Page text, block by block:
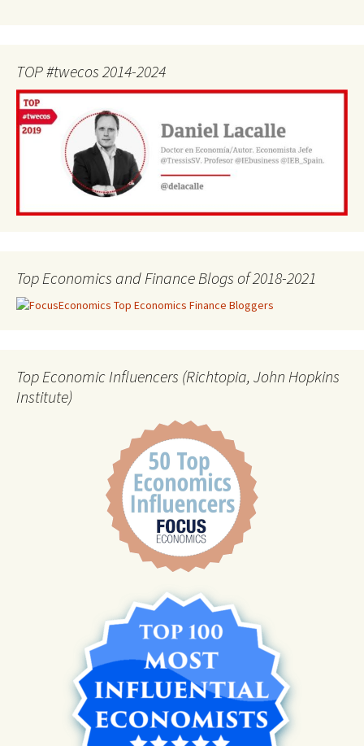
TOP #twecos 2014-2024
Top Economics and Finance Blogs of 2018-2021
Top Economic Influencers (Richtopia, John Hopkins
Institute)